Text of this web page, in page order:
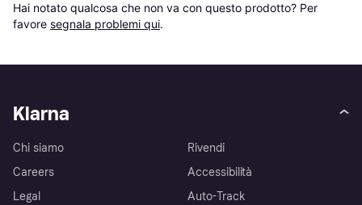
Hai notato qualcosa che non va con questo prodotto? Per
favore segnala problemi qui.
Klarna
Chi siamo
Careers
Legal
Rivendi
Accessibilità
Auto-Track